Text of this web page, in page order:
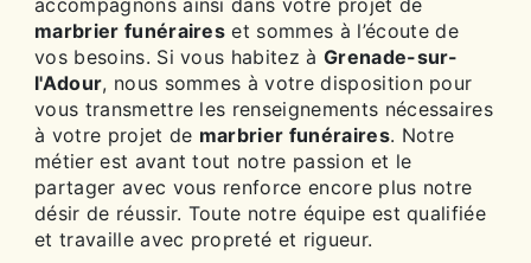
accompagnons ainsi dans votre projet de
marbrier funéraires et sommes à l’écoute de
vos besoins. Si vous habitez à Grenade-sur-
l'Adour, nous sommes à votre disposition pour
vous transmettre les renseignements nécessaires
à votre projet de marbrier funéraires. Notre
métier est avant tout notre passion et le
partager avec vous renforce encore plus notre
désir de réussir. Toute notre équipe est qualifiée
et travaille avec propreté et rigueur.